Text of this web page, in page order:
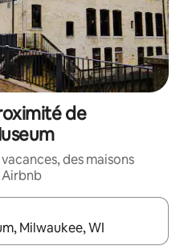
de
des maisons
Airbnb
utilisez les flèches vers le